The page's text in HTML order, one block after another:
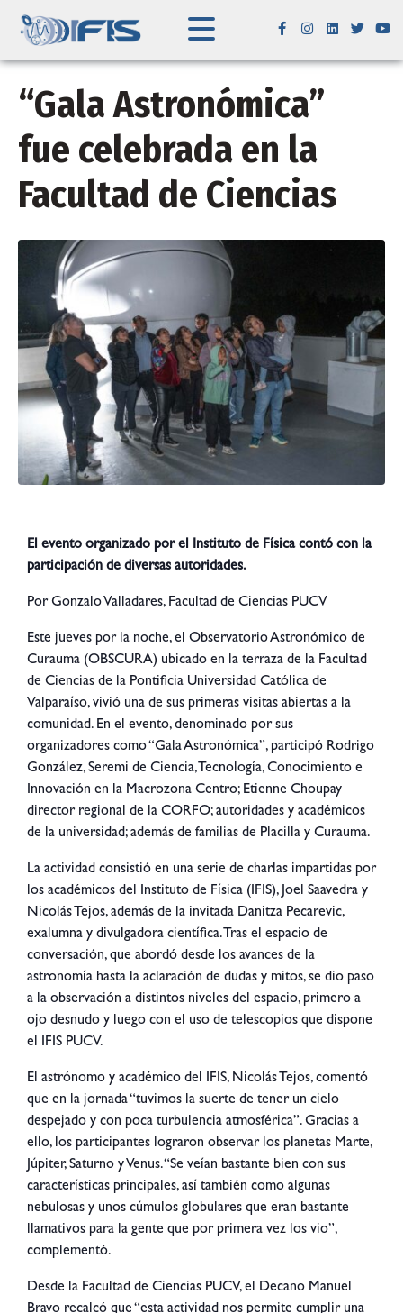
“Gala Astronómica”
fue celebrada en la
Facultad de Ciencias
El evento organizado por el Instituto de Física contó con la
participación de diversas autoridades.
Por Gonzalo Valladares, Facultad de Ciencias PUCV
Este jueves por la noche, el Observatorio Astronómico de
Curauma (OBSCURA) ubicado en la terraza de la Facultad
de Ciencias de la Pontificia Universidad Católica de
Valparaíso, vivió una de sus primeras visitas abiertas a la
comunidad. En el evento, denominado por sus
organizadores como “Gala Astronómica”, participó Rodrigo
González, Seremi de Ciencia, Tecnología, Conocimiento e
Innovación en la Macrozona Centro; Etienne Choupay
director regional de la CORFO; autoridades y académicos
de la universidad; además de familias de Placilla y Curauma.
La actividad consistió en una serie de charlas impartidas por
los académicos del Instituto de Física (IFIS), Joel Saavedra y
Nicolás Tejos, además de la invitada Danitza Pecarevic,
exalumna y divulgadora científica. Tras el espacio de
conversación, que abordó desde los avances de la
astronomía hasta la aclaración de dudas y mitos, se dio paso
a la observación a distintos niveles del espacio, primero a
ojo desnudo y luego con el uso de telescopios que dispone
el IFIS PUCV.
El astrónomo y académico del IFIS, Nicolás Tejos, comentó
que en la jornada “tuvimos la suerte de tener un cielo
despejado y con poca turbulencia atmosférica”. Gracias a
ello, los participantes lograron observar los planetas Marte,
Júpiter, Saturno y Venus. “Se veían bastante bien con sus
características principales, así también como algunas
nebulosas y unos cúmulos globulares que eran bastante
llamativos para la gente que por primera vez los vio”,
complementó.
Desde la Facultad de Ciencias PUCV, el Decano Manuel
Bravo recalcó que “esta actividad nos permite cumplir una